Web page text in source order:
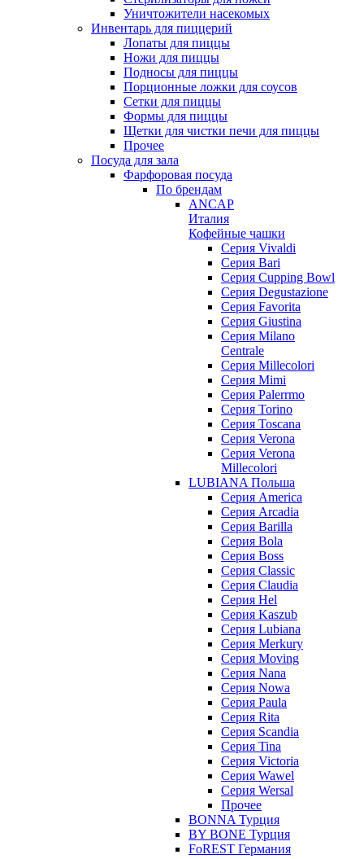
Уничтожители насекомых
Инвентарь для пиццерий
Лопаты для пиццы
Ножи для пиццы
Подносы для пиццы
Порционные ложки для соусов
Сетки для пиццы
Формы для пиццы
Щетки для чистки печи для пиццы
Прочее
Посуда для зала
Фарфоровая посуда
По брендам
ANCAP
Италия
Кофейные чашки
Cерия Vivaldi
Серия Bari
Серия Cupping Bowl
Серия Degustazione
Серия Favorita
Серия Giustina
Серия Milano
Centrale
Серия Millecolori
Серия Mimi
Серия Palerrmo
Серия Torino
Серия Toscana
Серия Verona
Серия Verona
Millecolori
LUBIANA Польша
Серия America
Серия Arcadia
Серия Barilla
Серия Bola
Серия Boss
Серия Classic
Серия Claudia
Серия Hel
Серия Kaszub
Серия Lubiana
Серия Merkury
Серия Moving
Серия Nana
Серия Nowa
Серия Paula
Серия Rita
Серия Scandia
Серия Tina
Серия Victoria
Серия Wawel
Серия Wersal
Прочее
BONNA Турция
BY BONE Турция
FoREST Германия